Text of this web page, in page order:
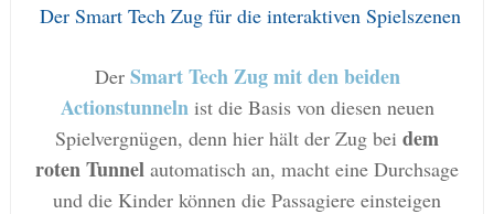
Der Smart Tech Zug für die interaktiven Spielszenen
Der Smart Tech Zug mit den beiden
Actionstunneln ist die Basis von diesen neuen
Spielvergnügen, denn hier hält der Zug bei dem
roten Tunnel automatisch an, macht eine Durchsage
und die Kinder können die Passagiere einsteigen